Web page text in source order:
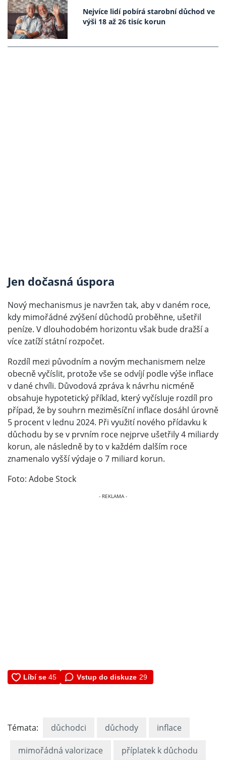
Nejvíce lidí pobírá starobní důchod ve
výši 18 až 26 tisíc korun
Jen dočasná úspora
Nový mechanismus je navržen tak, aby v daném roce,
kdy mimořádné zvýšení důchodů proběhne, ušetřil
peníze. V dlouhodobém horizontu však bude dražší a
více zatíží státní rozpočet.
Rozdíl mezi původním a novým mechanismem nelze
obecně vyčíslit, protože vše se odvíjí podle výše inflace
v dané chvíli. Důvodová zpráva k návrhu nicméně
obsahuje hypotetický příklad, který vyčísluje rozdíl pro
případ, že by souhrn meziměsíční inflace dosáhl úrovně
5 procent v lednu 2024. Při využití nového přídavku k
důchodu by se v prvním roce nejprve ušetřily 4 miliardy
korun, ale následně by to v každém dalším roce
znamenalo vyšší výdaje o 7 miliard korun.
Foto: Adobe Stock
Vstup do diskuze 29
Témata: důchodci důchody inflace
mimořádná valorizace příplatek k důchodu